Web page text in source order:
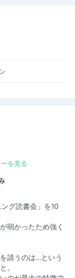
を見る
グ読書会」を10
弱かったため強く
請うのは…という
。